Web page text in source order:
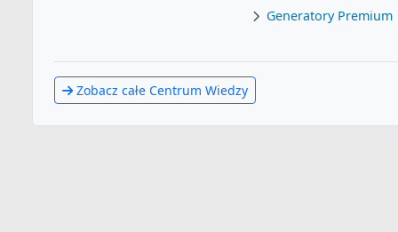
Generatory Premium
Zobacz całe Centrum Wiedzy